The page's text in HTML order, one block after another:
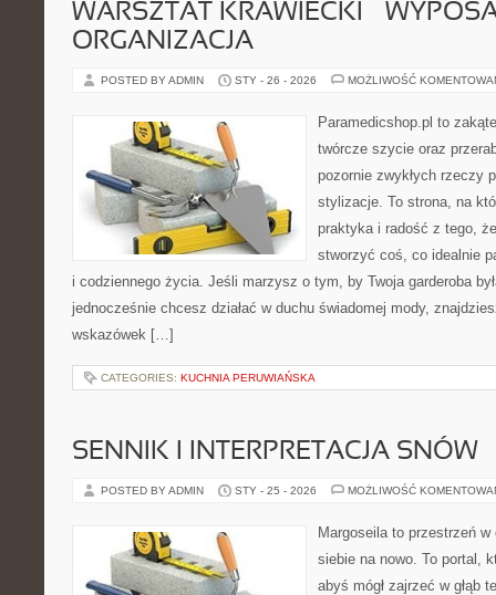
WARSZTAT KRAWIECKI –
ORGANIZACJA
POSTED BY ADMIN STY - 26 - 2026 MOŻLIWOŚĆ
Paramedicshop.pl to
twórcze szycie oraz
pozornie zwykłych rzeczy
stylizacje. To strona, na
praktyka i radość z tego,
stworzyć coś, co idealnie
i codziennego życia. Jeśli marzysz o tym, by Twoja garderoba
jednocześnie chcesz działać w duchu świadomej mody,
wskazówek […]
CATEGORIES: KUCHNIA PERUWIAŃSKA
SENNIK I INTERPRETACJA SNÓW
POSTED BY ADMIN STY - 25 - 2026 MOŻLIWOŚĆ
Margoseila to przestrzeń
siebie na nowo. To portal,
abyś mógł zajrzeć w głąb